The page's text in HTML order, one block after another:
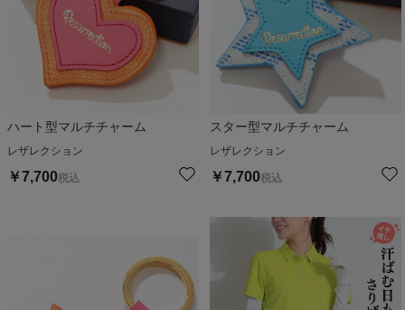
ハート型マルチチャーム
レザレクション
￥7,700税込
スター型マルチチャーム
レザレクション
￥7,700税込